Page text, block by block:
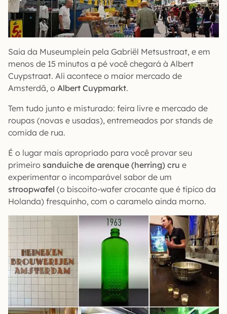
Saia da Museumplein pela Gabriël Metsustraat, e em
menos de 15 minutos a pé você chegará à Albert
Cuypstraat. Ali acontece o maior mercado de
Amsterdã, o Albert Cuypmarkt.
Tem tudo junto e misturado: feira livre e mercado de
roupas (novas e usadas), entremeados por stands de
comida de rua.
É o lugar mais apropriado para você provar seu
primeiro sanduíche de arenque (herring) cru e
experimentar o incomparável sabor de um
stroopwafel (o biscoito-wafer crocante que é típico da
Holanda) fresquinho, com o caramelo ainda morno.